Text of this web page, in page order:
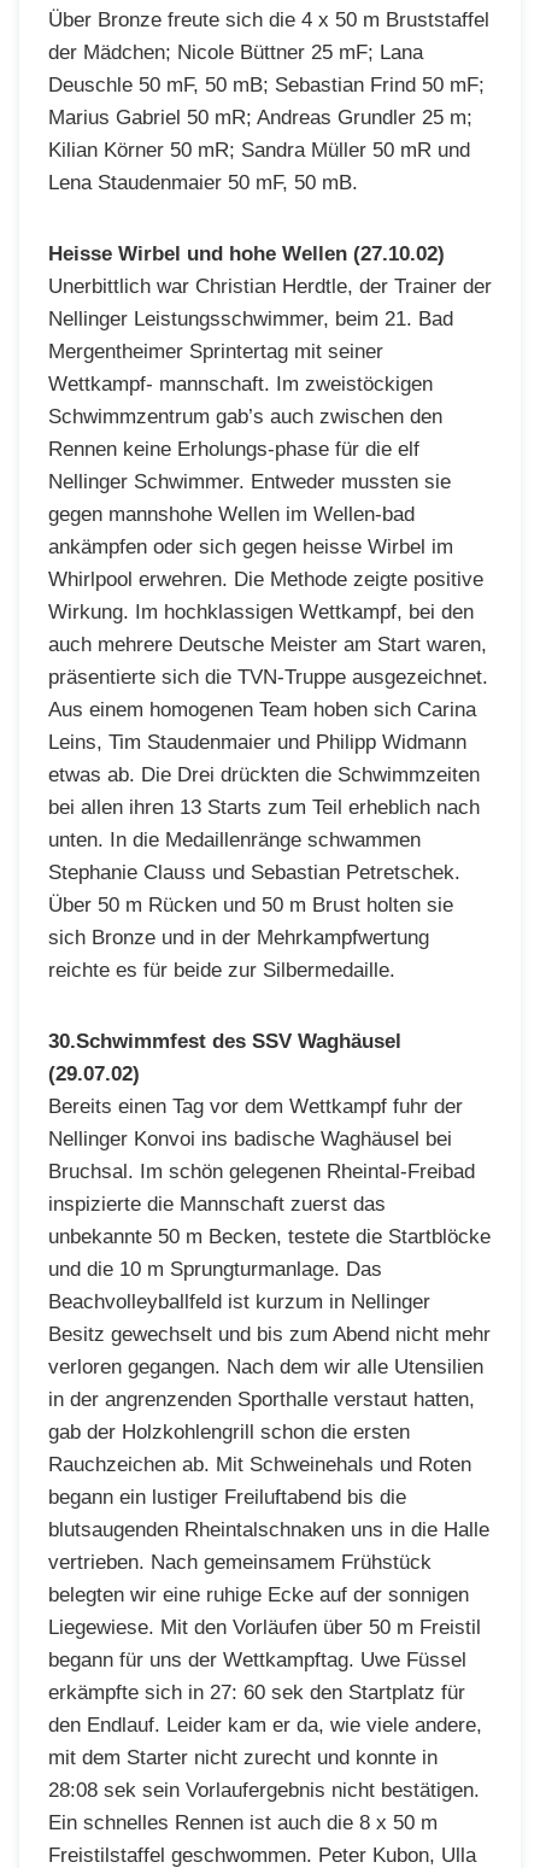
Über Bronze freute sich die 4 x 50 m Bruststaffel
der Mädchen; Nicole Büttner 25 mF; Lana
Deuschle 50 mF, 50 mB; Sebastian Frind 50 mF;
Marius Gabriel 50 mR; Andreas Grundler 25 m;
Kilian Körner 50 mR; Sandra Müller 50 mR und
Lena Staudenmaier 50 mF, 50 mB.
Heisse Wirbel und hohe Wellen (27.10.02)
Unerbittlich war Christian Herdtle, der Trainer der
Nellinger Leistungsschwimmer, beim 21. Bad
Mergentheimer Sprintertag mit seiner
Wettkampf- mannschaft. Im zweistöckigen
Schwimmzentrum gab’s auch zwischen den
Rennen keine Erholungs-phase für die elf
Nellinger Schwimmer. Entweder mussten sie
gegen mannshohe Wellen im Wellen-bad
ankämpfen oder sich gegen heisse Wirbel im
Whirlpool erwehren. Die Methode zeigte positive
Wirkung. Im hochklassigen Wettkampf, bei den
auch mehrere Deutsche Meister am Start waren,
präsentierte sich die TVN-Truppe ausgezeichnet.
Aus einem homogenen Team hoben sich Carina
Leins, Tim Staudenmaier und Philipp Widmann
etwas ab. Die Drei drückten die Schwimmzeiten
bei allen ihren 13 Starts zum Teil erheblich nach
unten. In die Medaillenränge schwammen
Stephanie Clauss und Sebastian Petretschek.
Über 50 m Rücken und 50 m Brust holten sie
sich Bronze und in der Mehrkampfwertung
reichte es für beide zur Silbermedaille.
30.Schwimmfest des SSV Waghäusel
(29.07.02)
Bereits einen Tag vor dem Wettkampf fuhr der
Nellinger Konvoi ins badische Waghäusel bei
Bruchsal. Im schön gelegenen Rheintal-Freibad
inspizierte die Mannschaft zuerst das
unbekannte 50 m Becken, testete die Startblöcke
und die 10 m Sprungturmanlage. Das
Beachvolleyballfeld ist kurzum in Nellinger
Besitz gewechselt und bis zum Abend nicht mehr
verloren gegangen. Nach dem wir alle Utensilien
in der angrenzenden Sporthalle verstaut hatten,
gab der Holzkohlengrill schon die ersten
Rauchzeichen ab. Mit Schweinehals und Roten
begann ein lustiger Freiluftabend bis die
blutsaugenden Rheintalschnaken uns in die Halle
vertrieben. Nach gemeinsamem Frühstück
belegten wir eine ruhige Ecke auf der sonnigen
Liegewiese. Mit den Vorläufen über 50 m Freistil
begann für uns der Wettkampftag. Uwe Füssel
erkämpfte sich in 27: 60 sek den Startplatz für
den Endlauf. Leider kam er da, wie viele andere,
mit dem Starter nicht zurecht und konnte in
28:08 sek sein Vorlaufergebnis nicht bestätigen.
Ein schnelles Rennen ist auch die 8 x 50 m
Freistilstaffel geschwommen. Peter Kubon, Ulla